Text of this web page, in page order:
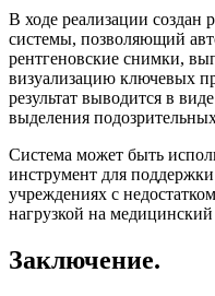
В ходе реализации создан
системы, позволяющий
рентгеновские снимки,
визуализацию ключевых
результат выводится в
выделения
Система может быть
инструмент для
учреждениях с
нагрузкой на медицинский
Заключение.